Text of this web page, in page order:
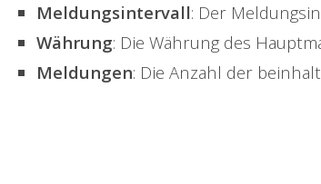
Meldungsintervall: Der
Währung: Die Währung des
Meldungen: Die Anzahl der